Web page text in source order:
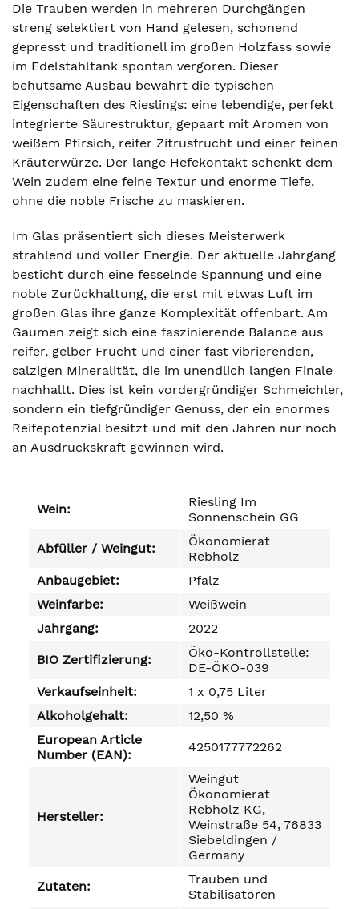
Die Trauben werden in mehreren Durchgängen
streng selektiert von Hand gelesen, schonend
gepresst und traditionell im großen Holzfass sowie
im Edelstahltank spontan vergoren. Dieser
behutsame Ausbau bewahrt die typischen
Eigenschaften des Rieslings: eine lebendige, perfekt
integrierte Säurestruktur, gepaart mit Aromen von
weißem Pfirsich, reifer Zitrusfrucht und einer feinen
Kräuterwürze. Der lange Hefekontakt schenkt dem
Wein zudem eine feine Textur und enorme Tiefe,
ohne die noble Frische zu maskieren.
Im Glas präsentiert sich dieses Meisterwerk
strahlend und voller Energie. Der aktuelle Jahrgang
besticht durch eine fesselnde Spannung und eine
noble Zurückhaltung, die erst mit etwas Luft im
großen Glas ihre ganze Komplexität offenbart. Am
Gaumen zeigt sich eine faszinierende Balance aus
reifer, gelber Frucht und einer fast vibrierenden,
salzigen Mineralität, die im unendlich langen Finale
nachhallt. Dies ist kein vordergründiger Schmeichler,
sondern ein tiefgründiger Genuss, der ein enormes
Reifepotenzial besitzt und mit den Jahren nur noch
an Ausdruckskraft gewinnen wird.
Wein:
Riesling Im
Sonnenschein GG
Abfüller / Weingut:
Ökonomierat
Rebholz
Anbaugebiet:
Pfalz
Weinfarbe:
Weißwein
Jahrgang:
2022
BIO Zertifizierung:
Öko-Kontrollstelle:
DE-ÖKO-039
Verkaufseinheit:
1 x 0,75 Liter
Alkoholgehalt:
12,50 %
European Article
Number (EAN):
4250177772262
Hersteller:
Weingut
Ökonomierat
Rebholz KG,
Weinstraße 54, 76833
Siebeldingen /
Germany
Zutaten:
Trauben und
Stabilisatoren